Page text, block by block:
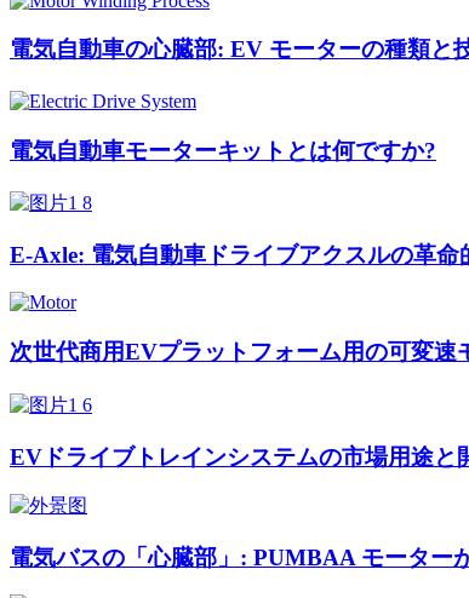
電気自動車の心臓部: EV モーターの種類と
電気自動車モーターキットとは何ですか?
E-Axle: 電気自動車ドライブアクスルの革
次世代商用EVプラットフォーム用の可変
EVドライブトレインシステムの市場用途と
電気バスの「心臓部」: PUMBAA モーター